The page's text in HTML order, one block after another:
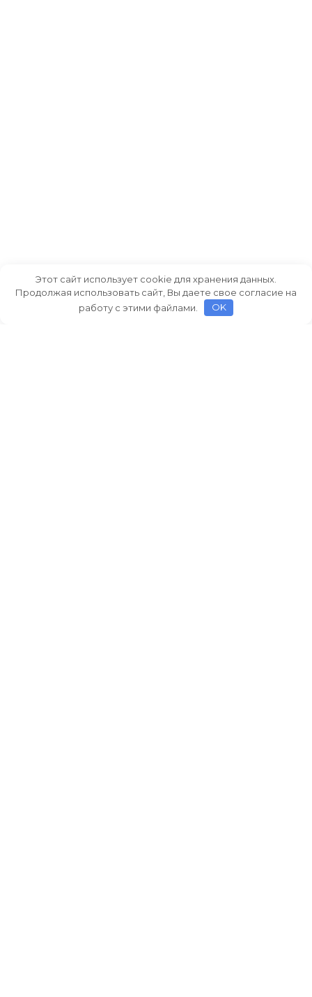
Этот сайт использует cookie для хранения данных.
Продолжая использовать сайт, Вы даете свое согласие на
работу с этими файлами.
OK